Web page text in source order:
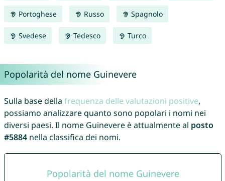
Portoghese Russo Spagnolo
Svedese Tedesco Turco
Popolarità del nome Guinevere
Sulla base della frequenza delle valutazioni positive,
possiamo analizzare quanto sono popolari i nomi nei
diversi paesi. Il nome Guinevere è attualmente al posto
#5884nella classifica dei nomi.